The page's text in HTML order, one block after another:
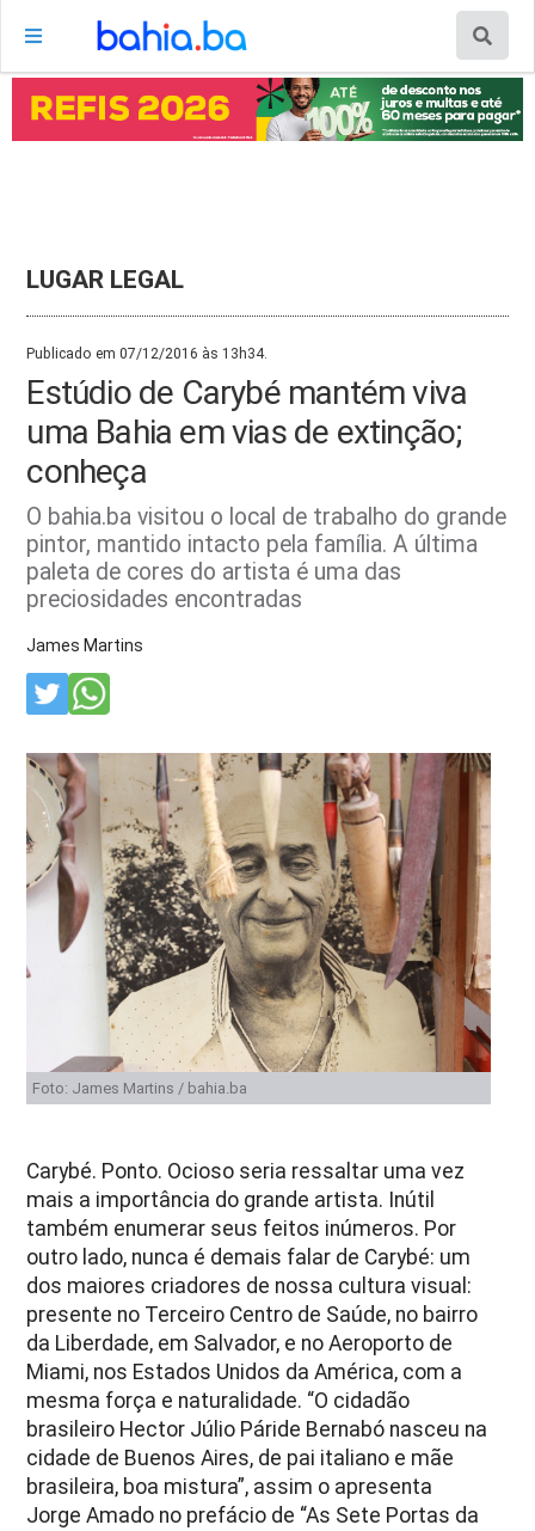
LUGAR LEGAL
Publicado em 07/12/2016 às 13h34.
Estúdio de Carybé mantém viva
uma Bahia em vias de extinção;
conheça
O bahia.ba visitou o local de trabalho do grande
pintor, mantido intacto pela família. A última
paleta de cores do artista é uma das
preciosidades encontradas
James Martins
Foto: James Martins / bahia.ba
Carybé. Ponto. Ocioso seria ressaltar uma vez
mais a importância do grande artista. Inútil
também enumerar seus feitos inúmeros. Por
outro lado, nunca é demais falar de Carybé: um
dos maiores criadores de nossa cultura visual:
presente no Terceiro Centro de Saúde, no bairro
da Liberdade, em Salvador, e no Aeroporto de
Miami, nos Estados Unidos da América, com a
mesma força e naturalidade. “O cidadão
brasileiro Hector Júlio Páride Bernabó nasceu na
cidade de Buenos Aires, de pai italiano e mãe
brasileira, boa mistura”, assim o apresenta
Jorge Amado no prefácio de “As Sete Portas da